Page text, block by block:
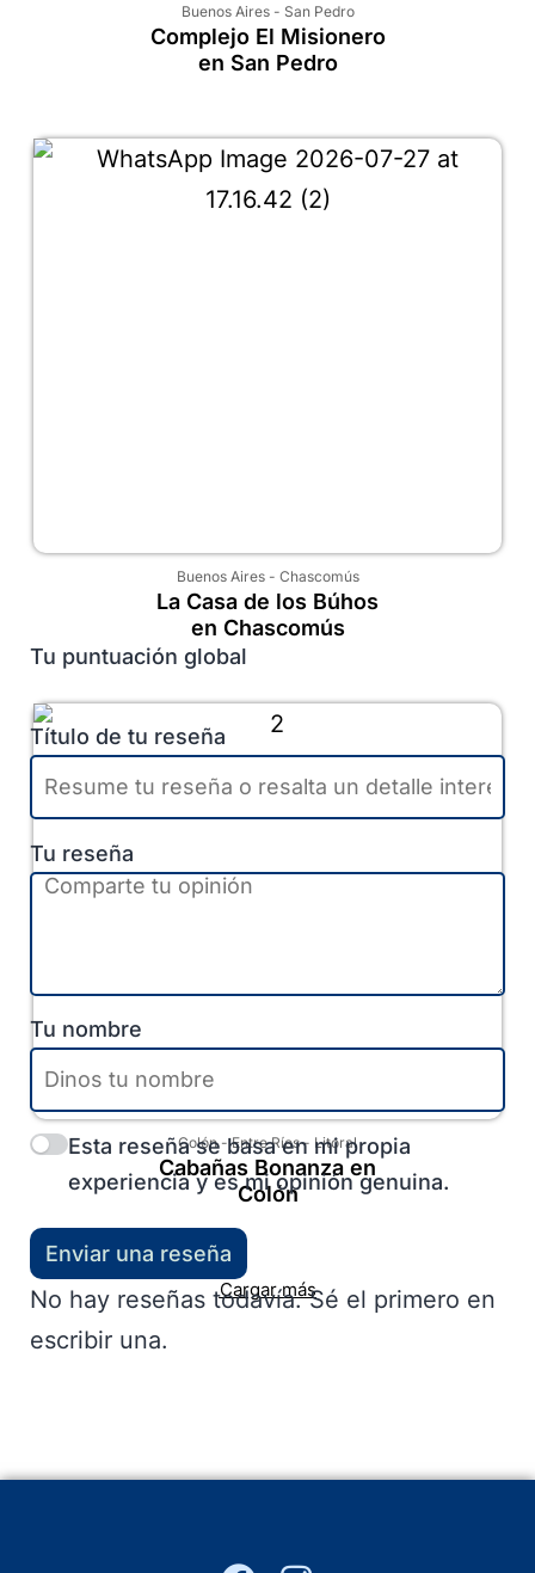
Buenos Aires- San Pedro
Complejo El Misionero
en San Pedro
Buenos Aires- Chascomús
La Casa de los Búhos
en Chascomús
Colón-Entre Ríos- Litoral
Cabañas Bonanza en
Colón
Cargar más
Tu puntuación global
Título de tu reseña
Tu reseña
Tu nombre
Esta reseña se basa en mi propia
experiencia y es mi opinión genuina.
Enviar una reseña
No hay reseñas todavía. Sé el primero en
escribir una.